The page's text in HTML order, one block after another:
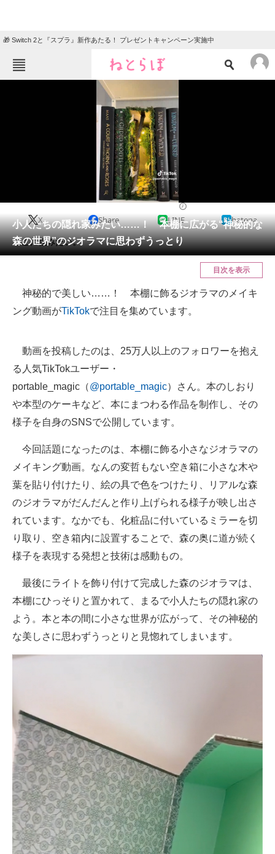
🎁 Switch 2と『スプラ』新作あたる！ プレゼントキャンペーン実施中
ニュース
クイズ
地域
教育・育児
リサーチ
会員記事
メディア
ITの今と未来を見通す
進化するPCとデバイスの未来
ビジネスと働き方のヒント
経営リーダーのコミュニティ
ITエンジニア向け専門サイト
製造業のIT導入・活用を支援
モノづくり技術者専門サイト
エネルギーの専門メディア
建設×テクノロジーの最前線
ちょっと気になるネットの話題
小人たちの隠れ家みたい……！ 本棚に広がる“神秘的な
森の世界”のジオラマに思わずうっとり
X Share LINE hatena
ここに住みたい。
目次を表示
神秘的で美しい……！ 本棚に飾るジオラマのメイキ
ング動画がTikTokで注目を集めています。
動画を投稿したのは、25万人以上のフォロワーを抱え
る人気TikTokユーザー・
portable_magic（@portable_magic）さん。本のしおり
や本型のケーキなど、本にまつわる作品を制作し、その
様子を自身のSNSで公開しています。
今回話題になったのは、本棚に飾る小さなジオラマの
メイキング動画。なんの変哲もない空き箱に小さな木や
葉を貼り付けたり、絵の具で色をつけたり、リアルな森
のジオラマがだんだんと作り上げられる様子が映し出さ
れています。なかでも、化粧品に付いているミラーを切
り取り、空き箱内に設置することで、森の奥に道が続く
様子を表現する発想と技術は感動もの。
最後にライトを飾り付けて完成した森のジオラマは、
本棚にひっそりと置かれて、まるで小人たちの隠れ家の
よう。本と本の間に小さな世界が広がって、その神秘的
な美しさに思わずうっとりと見惚れてしまいます。